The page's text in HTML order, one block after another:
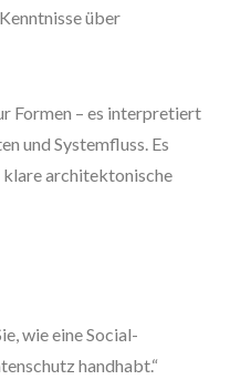
über
Formen – es interpretiert
und Systemfluss. Es
klare architektonische
wie eine Social-
handhabt.“